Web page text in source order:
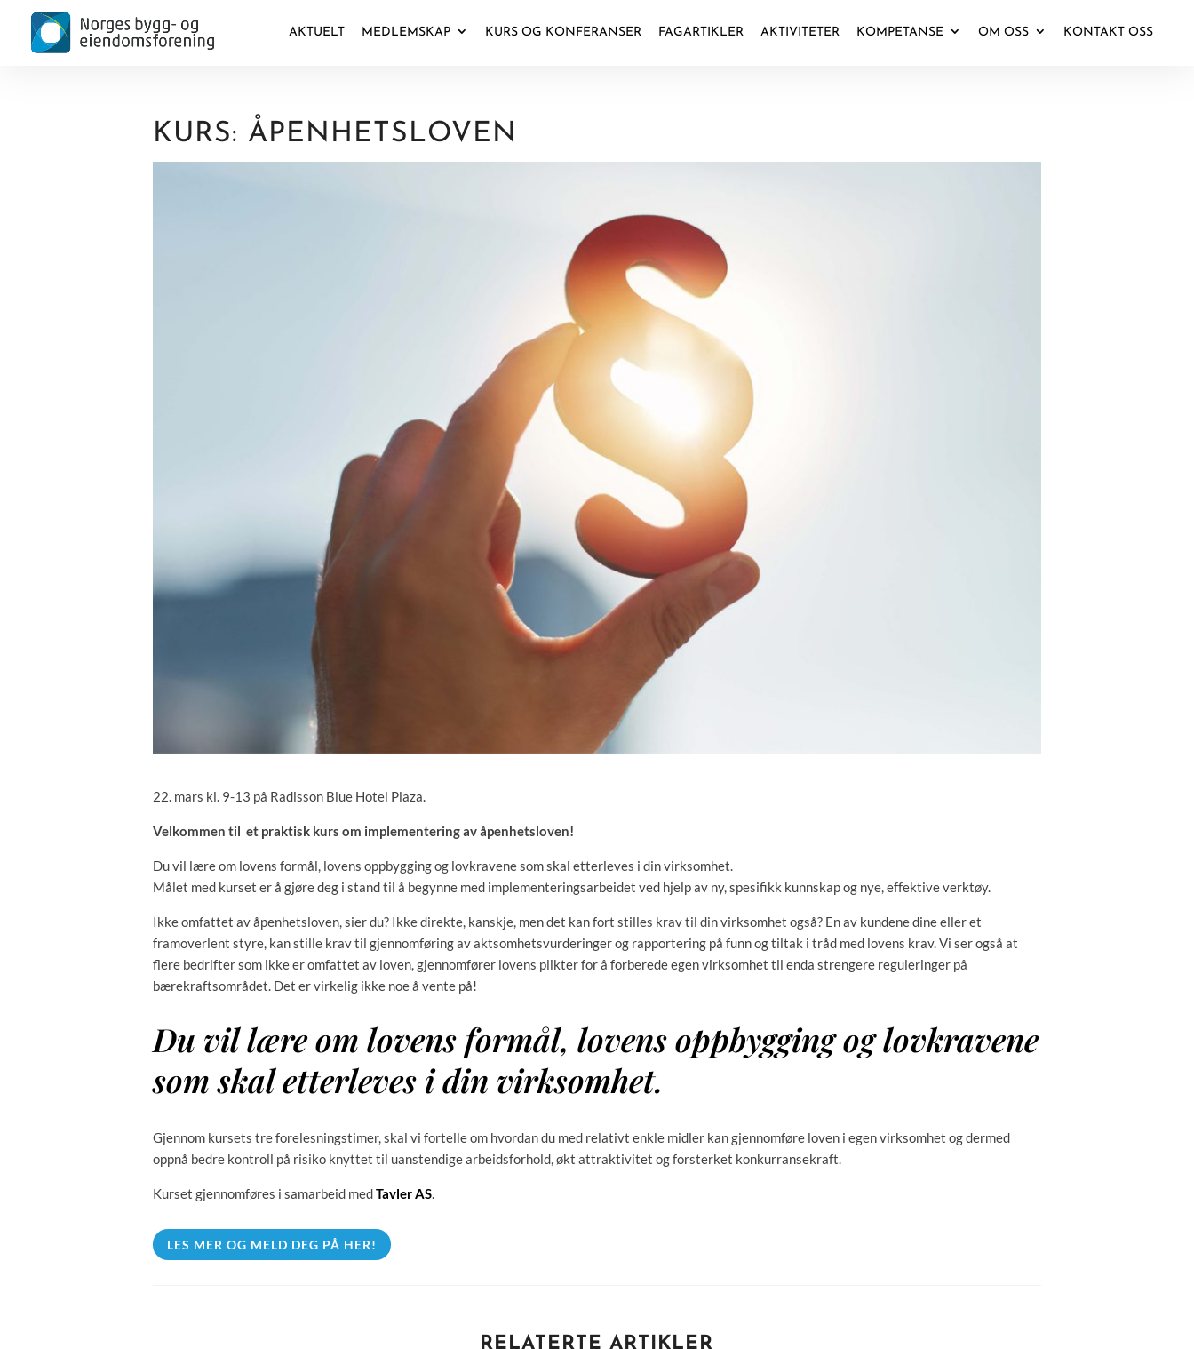
AKTUELT MEDLEMSKAP KURS OG KONFERANSER FAGARTIKLER AKTIVITETER KOMPETANSE OM OSS KONTAKT OSS
KURS: ÅPENHETSLOVEN
22. mars kl. 9-13 på Radisson Blue Hotel Plaza.
Velkommen til et praktisk kurs om implementering av åpenhetsloven!
Du vil lære om lovens formål, lovens oppbygging og lovkravene som skal etterleves i din virksomhet.
Målet med kurset er å gjøre deg i stand til å begynne med implementeringsarbeidet ved hjelp av ny, spesifikk kunnskap og nye, effektive verktøy.
Ikke omfattet av åpenhetsloven, sier du? Ikke direkte, kanskje, men det kan fort stilles krav til din virksomhet også? En av kundene dine eller et
framoverlent styre, kan stille krav til gjennomføring av aktsomhetsvurderinger og rapportering på funn og tiltak i tråd med lovens krav. Vi ser også at
flere bedrifter som ikke er omfattet av loven, gjennomfører lovens plikter for å forberede egen virksomhet til enda strengere reguleringer på
bærekraftsområdet. Det er virkelig ikke noe å vente på!
Du vil lære om lovens formål, lovens oppbygging og lovkravene
som skal etterleves i din virksomhet.
Gjennom kursets tre forelesningstimer, skal vi fortelle om hvordan du med relativt enkle midler kan gjennomføre loven i egen virksomhet og dermed
oppnå bedre kontroll på risiko knyttet til uanstendige arbeidsforhold, økt attraktivitet og forsterket konkurransekraft.
Kurset gjennomføres i samarbeid medTavler AS.
LES MER OG MELD DEG PÅ HER!
RELATERTE ARTIKLER